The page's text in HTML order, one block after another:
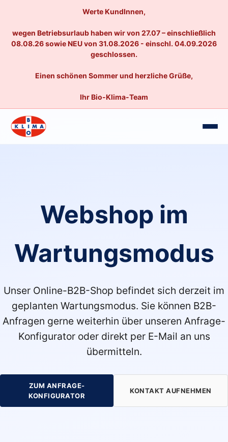
Werte KundInnen,
wegen Betriebsurlaub haben wir von 27.07 – einschließlich
08.08.26 sowie NEU von 31.08.2026 - einschl. 04.09.2026
geschlossen.
Einen schönen Sommer und herzliche Grüße,
Ihr Bio-Klima-Team
Webshop im
Wartungsmodus
Unser Online-B2B-Shop befindet sich derzeit im
geplanten Wartungsmodus. Sie können B2B-
Anfragen gerne weiterhin über unseren Anfrage-
Konfigurator oder direkt per E-Mail an uns
übermitteln.
ZUM ANFRAGE-
KONFIGURATOR
KONTAKT AUFNEHMEN